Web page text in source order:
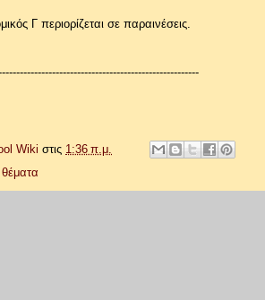
Γ περιορίζεται σε παραινέσεις.
Wiki στις 1:36 π.μ.
θέματα